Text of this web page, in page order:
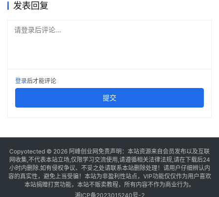
发表回复
请登录后评论...
登录后才能评论
提交
Copyotected © 2026 阿峰创业网 免责声明：本站资源来自会员发布以及互联
网收集,不代表本站立场,仅限学习交流使用,请遵循相关法律法规,请在下载后24
小时内删除.如有侵权争议、不妥之处请联系本站删除处理！请用户仔细辨认内
容的真实性，避免上当受骗！本站为非盈利性站点，VIP功能仅仅作为用户喜欢
本站捐赠打赏功能，本站不贩卖教程，所有内容不作为商业行为。
湘ICP备2023015240号-2